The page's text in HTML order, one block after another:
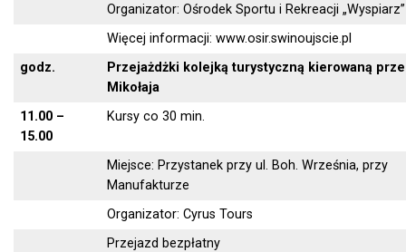
Organizator: Ośrodek Sportu i Rekreacji „Wyspiarz”
Więcej informacji: www.osir.swinoujscie.pl
godz.
Przejażdżki kolejką turystyczną kierowaną
Mikołaja
11.00 –
15.00
Kursy co 30 min.
Miejsce: Przystanek przy ul. Boh. Września, przy
Manufakturze
Organizator: Cyrus Tours
Przejazd bezpłatny